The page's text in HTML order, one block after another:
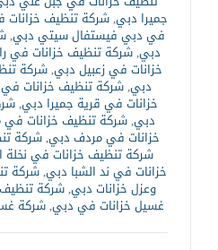
جميرا دبي,شركة تنظيف
في دبي فيستفال سيتي دبي,
دبي,شركة تنظيف خزانات في
خزانات في زعبيل دبي,شركة
دبي,شركة تنظيف خزانات
خزانات في قرية جميرا دبي,
دبي,شركة تنظيف خزانات
خزانات في مردف دبي,شركة
شركة تنظيف خزانات في نخلة
خزانات في ند الشبا دبي,شركة
وعزل خزانات دبي,شركة
غسيل خزانات في دبي,شركة